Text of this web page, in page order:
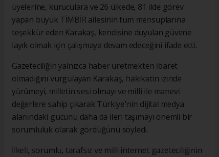
üyelerine, kuruculara ve 26 ülkede, 81 ilde görev
yapan büyük TİMBİR ailesinin tüm mensuplarına
teşekkür eden Karakaş, kendisine duyulan güvene
layık olmak için çalışmaya devam edeceğini ifade etti.
Gazeteciliğin yalnızca haber üretmekten ibaret
olmadığını vurgulayan Karakaş, hakikatin izinde
yürümeyi, milletin sesi olmayı ve milli ile manevi
değerlere sahip çıkarak Türkiye'nin dijital medya
alanındaki gücünü daha da ileri taşımayı önemli bir
sorumluluk olarak gördüğünü söyledi.
İlkeli, sorumlu, tarafsız ve milli internet gazeteciliğinin